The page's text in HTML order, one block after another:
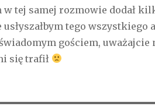
w tej samej rozmowie dodał
tego wszystkiego
gościem, uważajcie
się trafił